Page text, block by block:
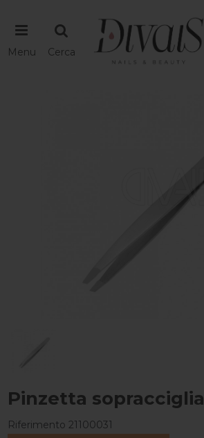
Menu Cerca
Pinzetta sopracciglia
Riferimento 21100031